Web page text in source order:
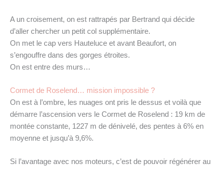
A un croisement, on est rattrapés par Bertrand qui décide
d’aller chercher un petit col supplémentaire.
On met le cap vers Hauteluce et avant Beaufort, on
s’engouffre dans des gorges étroites.
On est entre des murs…
Cormet de Roselend… mission impossible ?
On est à l’ombre, les nuages ont pris le dessus et voilà que
démarre l’ascension vers le Cormet de Roselend : 19 km de
montée constante, 1227 m de dénivelé, des pentes à 6% en
moyenne et jusqu’à 9,6%.
Si l’avantage avec nos moteurs, c’est de pouvoir régénérer au